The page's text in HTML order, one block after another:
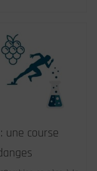
une course